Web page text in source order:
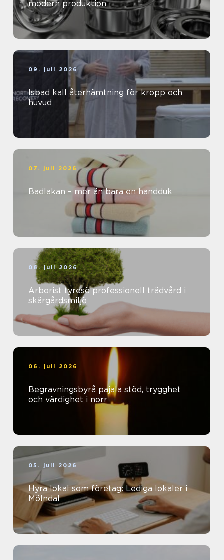
modern produktion
09. juli 2026
Isbad kall återhämtning för kropp och
huvud
07. juli 2026
Badlakan – mer än bara en handduk
06. juli 2026
Arborist tyresö professionell trädvård i
skärgårdsmiljö
06. juli 2026
Begravningsbyrå pajala stöd, trygghet
och värdighet i norr
05. juli 2026
Hyra lokal som företag: Lediga lokaler i
Mölndal